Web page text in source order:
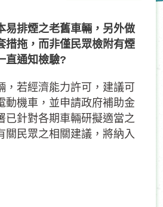
易排煙之老舊車輛，另外做
措拖，而非僅民眾檢附有煙
直通知檢驗?
，若經濟能力許可，建議可
動機車，並申請政府補助金
已針對各期車輛研擬適當之
關民眾之相關建議，將納入